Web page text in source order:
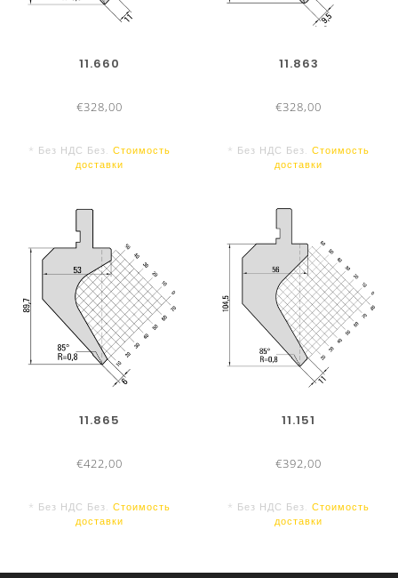
11.660
€328,00
* Без НДС Без. Стоимость
доставки
11.863
€328,00
* Без НДС Без. Стоимость
доставки
11.865
€422,00
* Без НДС Без. Стоимость
доставки
11.151
€392,00
* Без НДС Без. Стоимость
доставки